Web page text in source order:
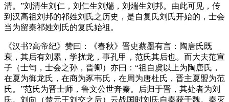
清。”刘清生刘仁，刘仁生刘煓，刘煓生刘邦。由此可见，传
到汉高祖刘邦的祁姓刘氏之历史，是自复氏刘氏开始的，士会
当为留秦祁姓刘氏的复氏始祖。
《汉书?高帝纪》赞曰：《春秋》晋史蔡墨有言：陶唐氏既
衰，其后有刘累，学扰龙，事孔甲，范氏其后也。而大夫范宣
子（士匄，士会之孙，晋卿）亦曰：“祖自虞以上为陶唐氏，
在夏为御龙氏，在商为豕韦氏，在周为唐杜氏，晋主夏盟为范
氏。”范氏为晋士师，鲁文公世奔秦。后归于晋，其处者为刘
氏。刘向（楚元王刘交之后）云战国时刘氏自秦获于魏。秦灭